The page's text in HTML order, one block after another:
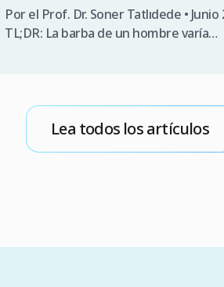
Por el Prof. Dr. Soner Tatlıdede • Junio
TL;DR: La barba de un hombre varía
Clinicana, el 68% de los pacientes que
solicitan trasplante de barba
cuestionarios de admisión que buscan
Lea todos los artículos